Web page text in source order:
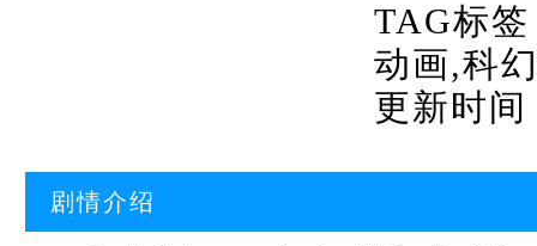
TAG标
动画,科
更新时
剧情介绍